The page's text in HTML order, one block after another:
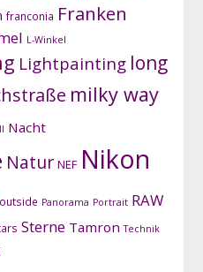
franconia Franken
L-Winkel
Lightpainting long
milky way
Nacht
Natur NEF Nikon
outside Panorama Portrait RAW
Sterne Tamron Technik